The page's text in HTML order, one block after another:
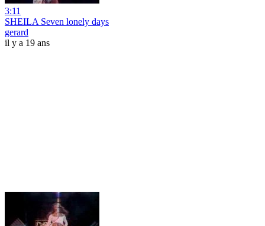
3:11
SHEILA Seven lonely days
gerard
il y a 19 ans